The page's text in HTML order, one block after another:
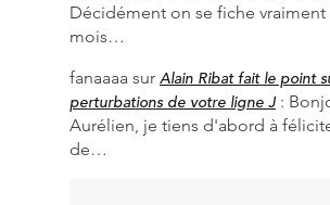
Décidément on se fiche vraiment
mois…
fanaaaa sur Alain Ribat fait le point
perturbations de votre ligne J :
Aurélien, je tiens d'abord à
de…